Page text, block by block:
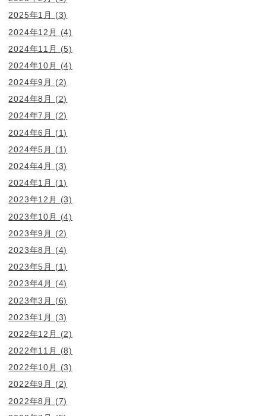
2025年1月
(3)
2024年12月
(4)
2024年11月
(5)
2024年10月
(4)
2024年9月
(2)
2024年8月
(2)
2024年7月
(2)
2024年6月
(1)
2024年5月
(1)
2024年4月
(3)
2024年1月
(1)
2023年12月
(3)
2023年10月
(4)
2023年9月
(2)
2023年8月
(4)
2023年5月
(1)
2023年4月
(4)
2023年3月
(6)
2023年1月
(3)
2022年12月
(2)
2022年11月
(8)
2022年10月
(3)
2022年9月
(2)
2022年8月
(7)